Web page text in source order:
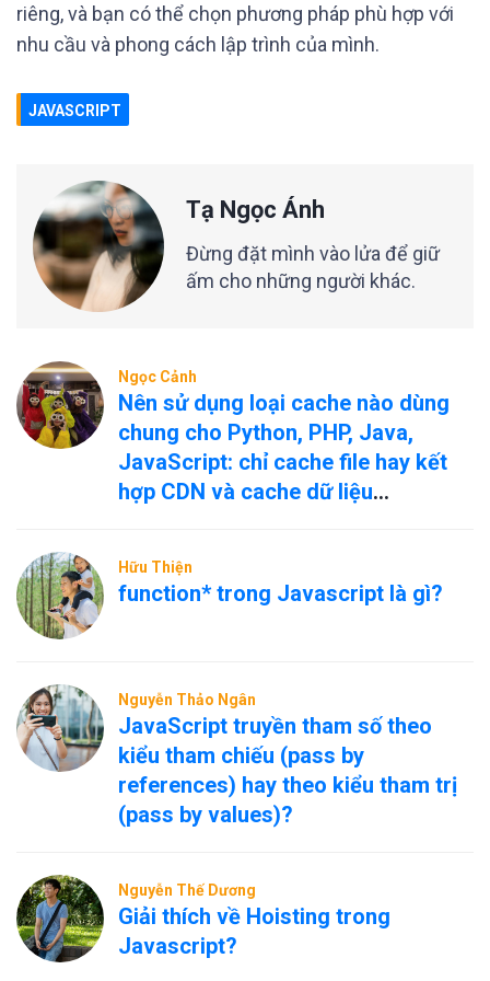
riêng, và bạn có thể chọn phương pháp phù hợp với
nhu cầu và phong cách lập trình của mình.
JAVASCRIPT
Tạ Ngọc Ánh
Đừng đặt mình vào lửa để giữ
ấm cho những người khác.
Ngọc Cảnh
Nên sử dụng loại cache nào dùng
chung cho Python, PHP, Java,
JavaScript: chỉ cache file hay kết
hợp CDN và cache dữ liệu
Hữu Thiện
function* trong Javascript là gì?
Nguyễn Thảo Ngân
JavaScript truyền tham số theo
kiểu tham chiếu (pass by
references) hay theo kiểu tham trị
(pass by values)?
Nguyễn Thế Dương
Giải thích về Hoisting trong
Javascript?